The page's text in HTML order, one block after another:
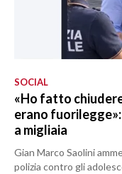
SOCIAL
«Ho fatto
erano fuorilegge»:
a migliaia
Gian Marco Saolini
polizia contro gli